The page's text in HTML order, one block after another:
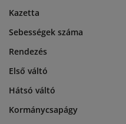
Kazetta
Sebességek száma
Rendezés
Első váltó
Hátsó váltó
Kormánycsapágy